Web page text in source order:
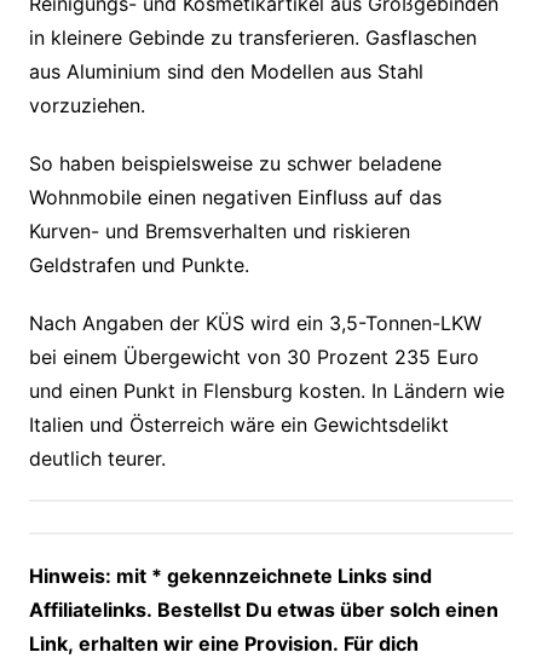
in kleinere Gebinde zu transferieren. Gasflaschen
aus Aluminium sind den Modellen aus Stahl
vorzuziehen.
So haben beispielsweise zu schwer beladene
Wohnmobile einen negativen Einfluss auf das
Kurven- und Bremsverhalten und riskieren
Geldstrafen und Punkte.
Nach Angaben der KÜS wird ein 3,5-Tonnen-LKW
bei einem Übergewicht von 30 Prozent 235 Euro
und einen Punkt in Flensburg kosten. In Ländern wie
Italien und Österreich wäre ein Gewichtsdelikt
deutlich teurer.
Hinweis: mit * gekennzeichnete Links sind
Affiliatelinks. Bestellst Du etwas über solch einen
Link, erhalten wir eine Provision. Für dich